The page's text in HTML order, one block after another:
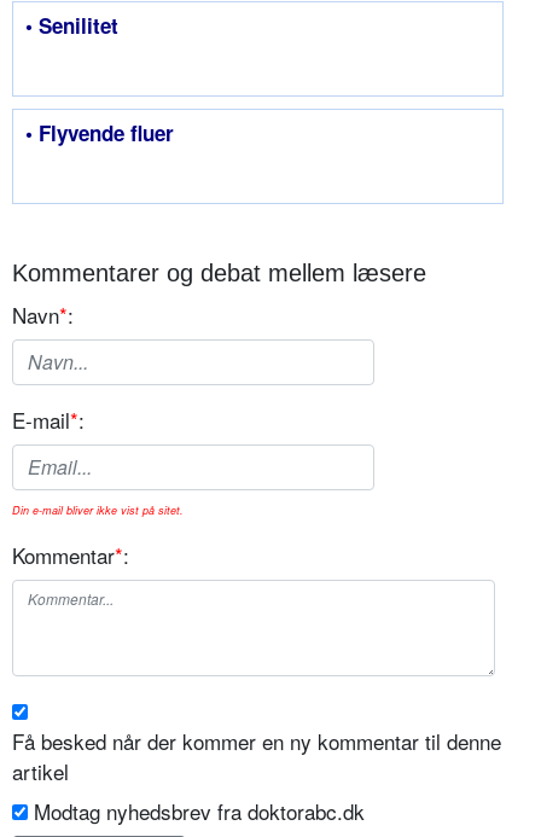
• Senilitet
• Flyvende fluer
Kommentarer og debat mellem læsere
Navn*:
E-mail*:
Din e-mail bliver ikke vist på sitet.
Kommentar*:
Få besked når der kommer en ny kommentar til denne
artikel
Modtag nyhedsbrev fra doktorabc.dk